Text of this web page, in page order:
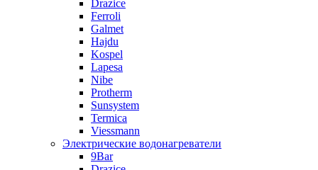
Drazice
Ferroli
Galmet
Hajdu
Kospel
Lapesa
Nibe
Protherm
Sunsystem
Termica
Viessmann
Электрические водонагреватели
9Bar